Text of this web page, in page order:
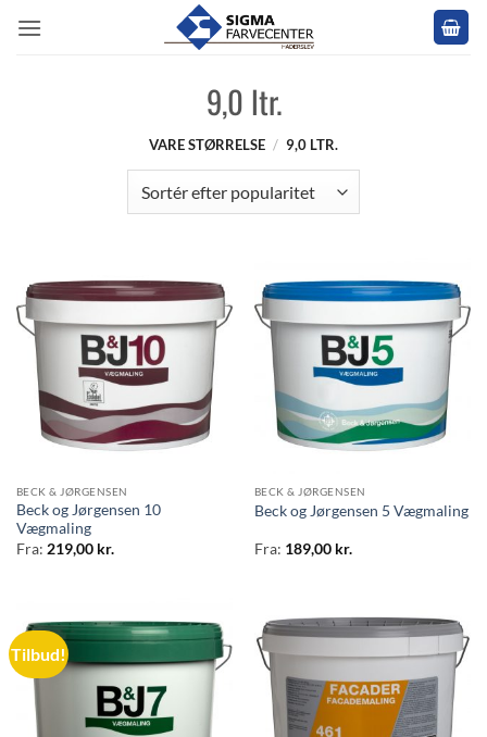
9,0 ltr.
VARE STØRRELSE / 9,0 LTR.
BECK & JØRGENSEN
Beck og Jørgensen 10
Vægmaling
Fra: 219,00 kr.
BECK & JØRGENSEN
Beck og Jørgensen 5 Vægmaling
Fra: 189,00 kr.
Tilbud!